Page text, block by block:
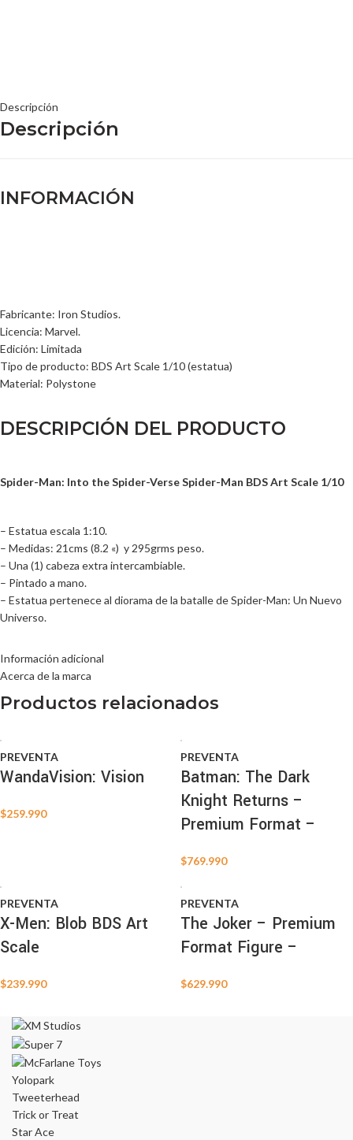
Descripción
Descripción
INFORMACIÓN
Fabricante: Iron Studios.
Licencia: Marvel.
Edición: Limitada
Tipo de producto: BDS Art Scale 1/10 (estatua)
Material: Polystone
DESCRIPCIÓN DEL PRODUCTO
Spider-Man: Into the Spider-Verse Spider-Man BDS Art Scale 1/10
– Estatua escala 1:10.
– Medidas: 21cms (8.2 «) y 295grms peso.
– Una (1) cabeza extra intercambiable.
– Pintado a mano.
– Estatua pertenece al diorama de la batalle de Spider-Man: Un Nuevo
Universo.
Información adicional
Acerca de la marca
Productos relacionados
PREVENTA
WandaVision: Vision
$259.990
PREVENTA
Batman: The Dark
Knight Returns –
Premium Format –
$769.990
PREVENTA
X-Men: Blob BDS Art
Scale
$239.990
PREVENTA
The Joker – Premium
Format Figure –
$629.990
Yolopark
Tweeterhead
Trick or Treat
Star Ace